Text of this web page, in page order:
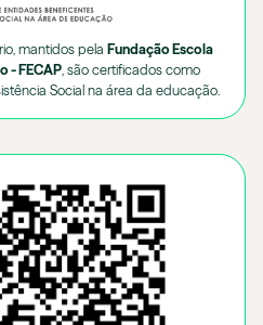
mantidos pela Fundação Escola
- FECAP, são certificados como
Social na área da educação.